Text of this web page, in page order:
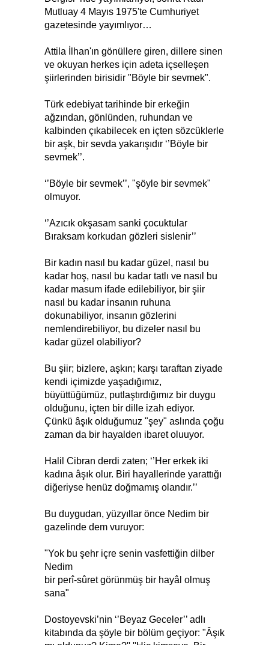
Mutluay 4 Mayıs 1975'te Cumhuriyet
gazetesinde yayımlıyor…
Attila İlhan'ın gönüllere giren, dillere sinen
ve okuyan herkes için adeta içselleşen
şiirlerinden birisidir "Böyle bir sevmek".
Türk edebiyat tarihinde bir erkeğin
ağzından, gönlünden, ruhundan ve
kalbinden çıkabilecek en içten sözcüklerle
bir aşk, bir sevda yakarışıdır ‘’Böyle bir
sevmek’’.
‘’Böyle bir sevmek’’, "şöyle bir sevmek"
olmuyor.
‘’Azıcık okşasam sanki çocuktular
Bıraksam korkudan gözleri sislenir’’
Bir kadın nasıl bu kadar güzel, nasıl bu
kadar hoş, nasıl bu kadar tatlı ve nasıl bu
kadar masum ifade edilebiliyor, bir şiir
nasıl bu kadar insanın ruhuna
dokunabiliyor, insanın gözlerini
nemlendirebiliyor, bu dizeler nasıl bu
kadar güzel olabiliyor?
Bu şiir; bizlere, aşkın; karşı taraftan ziyade
kendi içimizde yaşadığımız,
büyüttüğümüz, putlaştırdığımız bir duygu
olduğunu, içten bir dille izah ediyor.
Çünkü âşık olduğumuz "şey" aslında çoğu
zaman da bir hayalden ibaret oluuyor.
Halil Cibran derdi zaten; ‘’Her erkek iki
kadına âşık olur. Biri hayallerinde yarattığı
diğeriyse henüz doğmamış olandır.’’
Bu duygudan, yüzyıllar önce Nedim bir
gazelinde dem vuruyor:
"Yok bu şehr içre senin vasfettiğin dilber
Nedim
bir perî-sûret görünmüş bir hayâl olmuş
sana"
Dostoyevski’nin ‘’Beyaz Geceler’’ adlı
kitabında da şöyle bir bölüm geçiyor: "Âşık